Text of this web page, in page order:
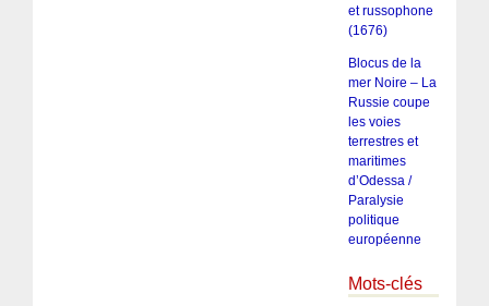
et russophone
(1676)
Blocus de la
mer Noire – La
Russie coupe
les voies
terrestres et
maritimes
d’Odessa /
Paralysie
politique
européenne
Mots-clés